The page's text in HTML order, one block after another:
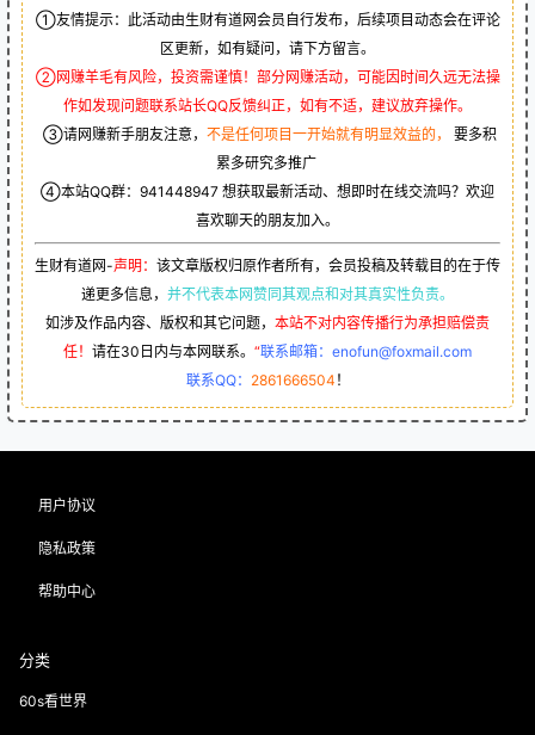
①友情提示：此活动由生财有道网会员自行发布，后续项目动态会在评论
区更新，如有疑问，请下方留言。
②网赚羊毛有风险，投资需谨慎！部分网赚活动，可能因时间久远无法操
作如发现问题联系站长QQ反馈纠正，如有不适，建议放弃操作。
③请网赚新手朋友注意， 不是任何项目一开始就有明显效益的，
要多积
累多研究多推广
④本站QQ群： 941448947 想获取最新活动、想即时在线交流吗？欢迎
喜欢聊天的朋友加入。
生财有道网-声明： 该文章版权归原作者所有，会员投稿及转载目的在于传
递更多信息， 并不代表本网赞同其观点和对其真实性负责。
如涉及作品内容、版权和其它问题， 本站不对内容传播行为承担赔偿责
任！ 请在30日内与本网联系。 “联系邮箱：enofun@foxmail.com
联系QQ： 2861666504 ！
用户协议
隐私政策
帮助中心
分类
60s看世界